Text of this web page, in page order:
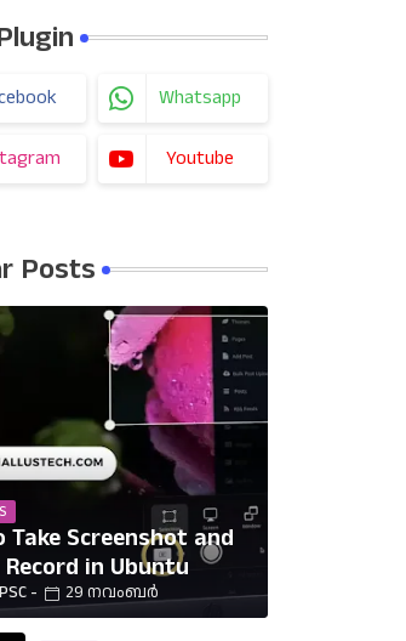
Whatsapp
Youtube
Posts
Take Screenshot and
Record in Ubuntu
29 നവംബർ